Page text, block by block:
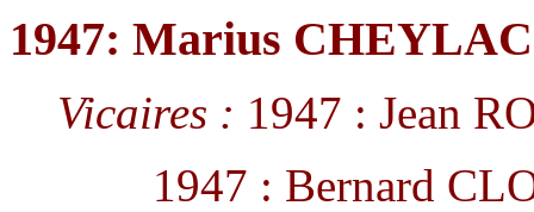
1947: Marius CHEYLAC
Vicaires : 1947 : Jean
1947 : Bernard